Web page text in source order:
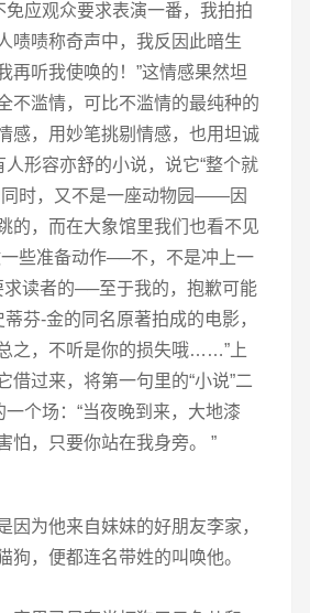
免应观众要求表演一番，我拍拍
啧啧称奇声中，我反因此暗生
再听我使唤的！”这情感果然坦
不滥情，可比不滥情的最纯种的
感，用妙笔挑剔情感，也用坦诚
形容亦舒的小说，说它“整个就
时，又不是一座动物园——因
的，而在大象馆里我们也看不见
些准备动作──不，不是冲上一
求读者的──至于我的，抱歉可能
芬-金的同名原著拍成的电影，
之，不听是你的损失哦……”上
过来，将第一句里的“小说”二
个场：“当夜晚到来，大地漆
，只要你站在我身旁。 ”
为他来自妹妹的好朋友李家，
，便都连名带姓的叫唤他。